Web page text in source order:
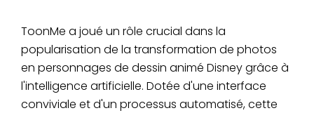
ToonMe a joué un rôle crucial dans la
popularisation de la transformation de photos
en personnages de dessin animé Disney grâce à
l'intelligence artificielle. Dotée d'une interface
conviviale et d'un processus automatisé, cette